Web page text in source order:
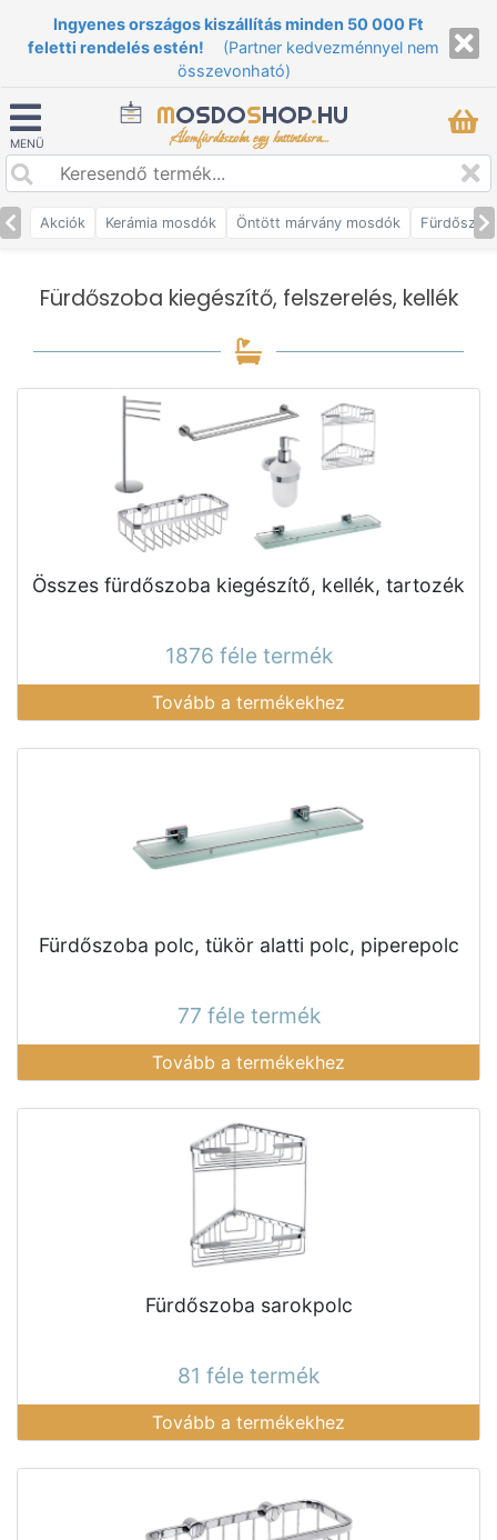
Ingyenes országos kiszállítás minden 50 000 Ft
feletti rendelés estén!
(Partner kedvezménnyel nem
összevonható)
MENÜ
MOSDOSHOP.HU
Álomfürdőszoba egy kattintásra...
Akciók Kerámia mosdók Öntött márvány mosdók
Fürdőszoba kiegészítő, felszerelés, kellék
Összes fürdőszoba kiegészítő, kellék, tartozék
1876 féle termék
Tovább a termékekhez
Fürdőszoba polc, tükör alatti polc, piperepolc
77 féle termék
Tovább a termékekhez
Fürdőszoba sarokpolc
81 féle termék
Tovább a termékekhez